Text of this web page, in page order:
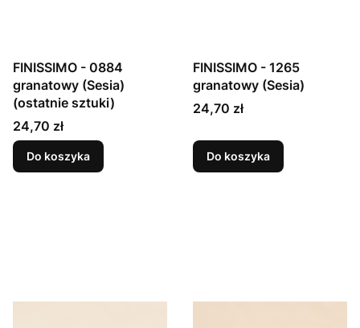
FINISSIMO - 0884
granatowy (Sesia)
(ostatnie sztuki)
Cena
24,70 zł
Do koszyka
FINISSIMO - 1265
granatowy (Sesia)
Cena
24,70 zł
Do koszyka